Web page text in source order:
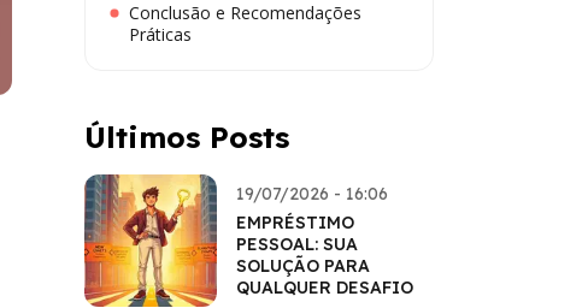
Conclusão e Recomendações
Práticas
Últimos Posts
19/07/2026 - 16:06
EMPRÉSTIMO
PESSOAL: SUA
SOLUÇÃO PARA
QUALQUER DESAFIO